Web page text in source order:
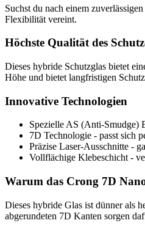
Suchst du nach einem
Flexibilität vereint.
Höchste Qualität des
Dieses hybride Schutzglas bietet
Höhe und bietet langfristigen
Innovative Technologien
Spezielle AS (Anti-Smudge)
7D Technologie - passt sich
Präzise Laser-Ausschnitte -
Vollflächige Klebeschicht -
Warum das Crong 7D
Dieses hybride Glas ist dünner als
abgerundeten 7D Kanten sorgen